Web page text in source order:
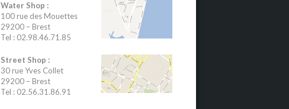
Water Shop :
100 rue des Mouettes
29200 – Brest
Tel : 02.98.46.71.85
Street Shop :
30 rue Yves Collet
29200 – Brest
Tel : 02.56.31.86.91